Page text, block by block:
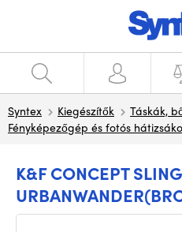
Syntex Kiegészítők
Táskák,
Fényképezőgép és fotós
K&F CONCEPT